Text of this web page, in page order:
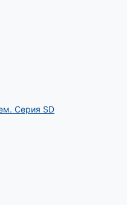
Серия SD